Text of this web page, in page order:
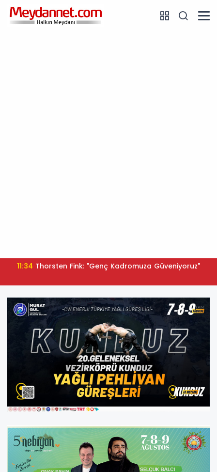
11:34 Thorsten Fink: "Genç Kadromuza Güveniyoruz"